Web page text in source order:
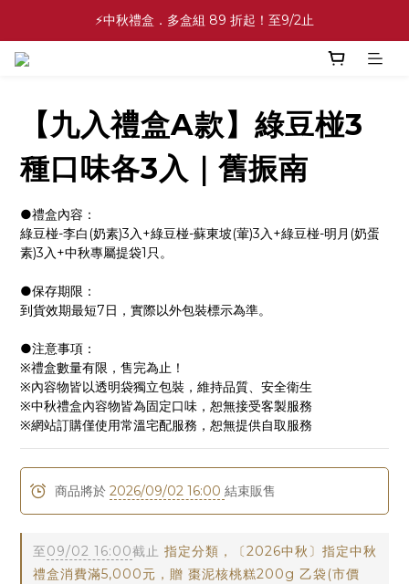
✨中秋禮盒✨滿額最高 86 折起！至9/2止
⚡中秋禮盒．多盒組 89 折起！至9/2止
💕緣滿成雙💕喜餅買10盒送2盒！加碼至8/31止
【九入禮盒A款】綠豆椪3
種口味各3入｜舊振南
●禮盒內容：
綠豆椪-李白(奶素)3入+綠豆椪-蘇東坡(葷)3入+綠豆椪-明月(奶蛋
素)3入+中秋專屬提袋1只。
●保存期限：
到貨效期最短7日，實際以外包裝標示為準。
●注意事項：
※禮盒數量有限，售完為止！
※內容物皆以透明袋獨立包裝，維持品質、安全衛生
※中秋禮盒內容物皆為固定口味，恕無接受客製服務
※網站訂購僅使用常溫宅配服務，恕無提供自取服務
商品將於 2026/09/02 16:00 結束販售
至09/02 16:00截止 指定分類，〔2026中秋〕指定中秋
禮盒消費滿5,000元，贈 棗泥核桃糕200g 乙袋(市價